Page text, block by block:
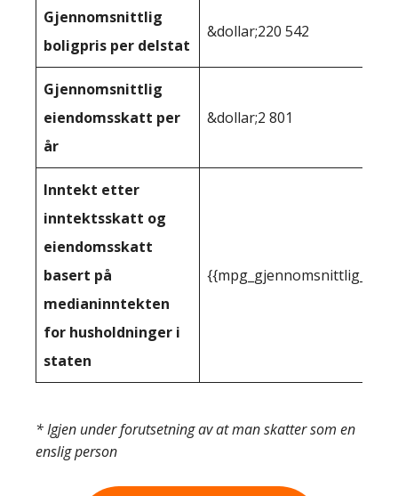
Gjennomsnittlig
boligpris per delstat
&dollar;220 542
Gjennomsnittlig
eiendomsskatt per
år
&dollar;2 801
Inntekt etter
inntektsskatt og
eiendomsskatt
basert på
medianinntekten
for husholdninger i
staten
* Igjen under forutsetning av at man skatter som en
enslig person